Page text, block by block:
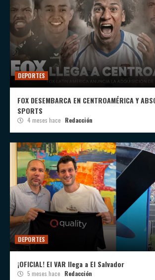
DEPORTES
FOX DESEMBARCA EN CENTROAMÉRICA Y
SPORTS
4 meses hace Redacción
DEPORTES
¡OFICIAL! El VAR llega a El Salvador
5 meses hace Redacción